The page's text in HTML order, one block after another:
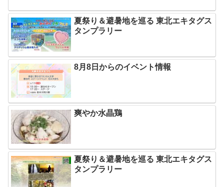
夏祭り＆避暑地を巡る 東北エキタグス
タンプラリー
8月8日からのイベント情報
爽やか水晶鶏
夏祭り＆避暑地を巡る 東北エキタグス
タンプラリー